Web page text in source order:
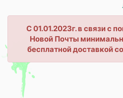
С 01.01.2023г. в связи с
Новой Почты
бесплатной доставкой